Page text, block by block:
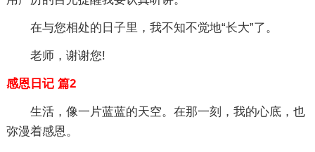
在与您相处的日子里，我不知不觉地“长大”了。
老师，谢谢您!
感恩日记 篇2
生活，像一片蓝蓝的天空。在那一刻，我的心底，也
弥漫着感恩。